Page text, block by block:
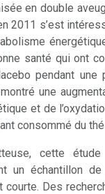
en double
2011 s’est
santé qui ont
pendant une
une
et de
consommé du
cette étude
un échantillon
courte. Des